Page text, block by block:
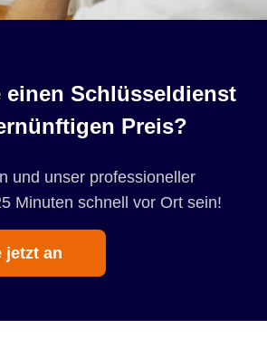
einen Schlüsseldienst
Preis?
und unser professioneller
Minuten schnell vor Ort sein!
jetzt an